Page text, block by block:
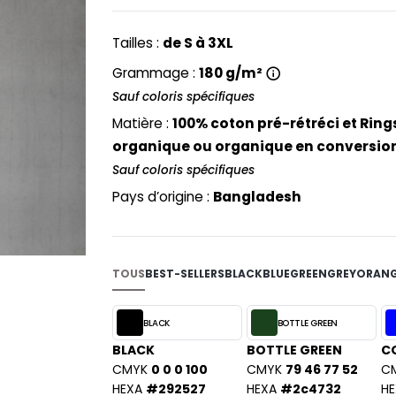
PYJAMA
RECYCLÉ
SAC SHOPPING
SCHOOLWEAR
- BLANKS
NEW MORNING STUDIOS
P
PAREDES SEGURIDAD
PARKS
PEN DUICK
PROMODORO
Q
QUADRA
RESULT
RUSSELL ATHLETIC®
RUSSELL ATHLETIC®
Tailles : de S à 3XL
Grammage : 180 g/m²
Sauf coloris spécifiques
Matière : 100% coton pré-rétréci et
organique ou organique en
Sauf coloris spécifiques
Pays d’origine : Bangladesh
TOUSBEST-SELLERSBLACKBLUEGREENGREY
BLACK
BLACK
CMYK 0 0 0 100
HEXA #292527
BOTTLE GREEN
BOTTLE GREEN
CMYK 79 46 77 52
HEXA #2c4732